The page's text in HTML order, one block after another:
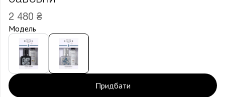
2 480 ₴
Модель
Придбати